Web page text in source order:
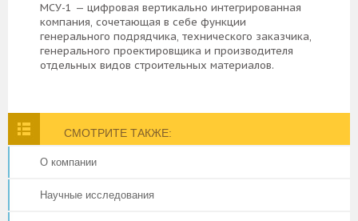
МСУ-1 — цифровая вертикально интегрированная
компания, сочетающая в себе функции
генерального подрядчика, технического заказчика,
генерального проектировщика и производителя
отдельных видов строительных материалов.
СМОТРИТЕ ТАКЖЕ:
О компании
Научные исследования